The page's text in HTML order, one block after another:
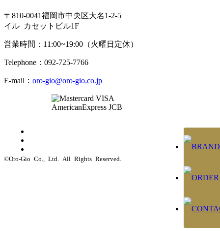
〒810-0041福岡市中央区大名1-2-5
イル カセットビル1F
営業時間：11:00~19:00（火曜日定休）
Telephone：092-725-7766
E-mail： oro-gio@oro-gio.co.jp
©Oro-Gio Co., Ltd. All Rights Reserved.